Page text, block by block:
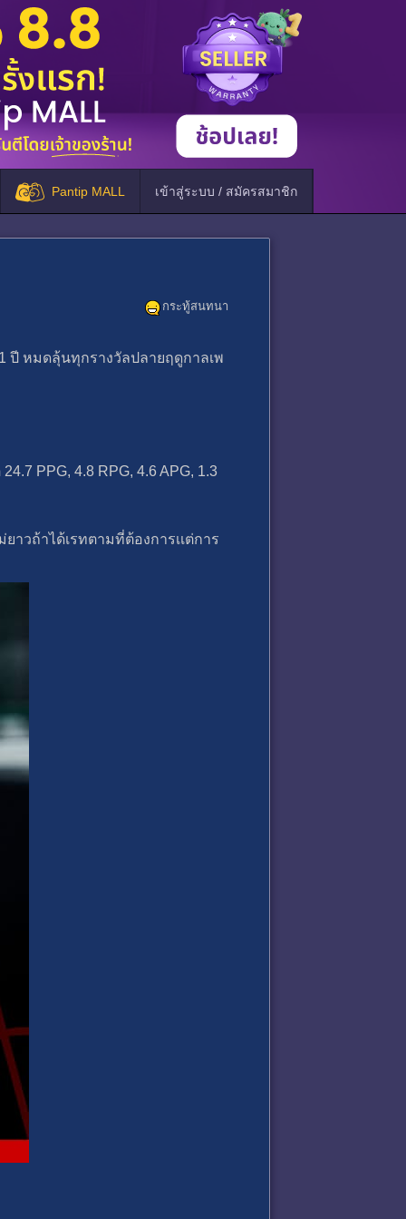
Pantip MALL เข้าสู่ระบบ / สมัครสมาชิก
กระทู้สนทนา
ปี หมดลุ้นทุกรางวัลปลายฤดูกาลเพ
PPG, 4.8 RPG, 4.6 APG, 1.3
าวถ้าได้เรทตามที่ต้องการเเต่การ